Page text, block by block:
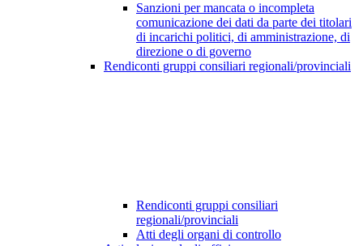
Sanzioni per mancata o incompleta
comunicazione dei dati da parte dei titolari
di incarichi politici, di amministrazione, di
direzione o di governo
Rendiconti gruppi consiliari regionali/provinciali
Rendiconti gruppi consiliari
regionali/provinciali
Atti degli organi di controllo